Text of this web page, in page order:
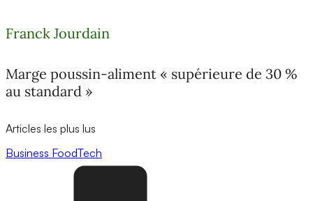
Franck Jourdain
Marge poussin-aliment « supérieure de 30 %
au standard »
Articles les plus lus
Business FoodTech